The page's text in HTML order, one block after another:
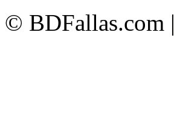
© BDFallas.com |